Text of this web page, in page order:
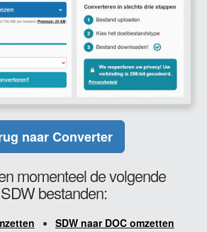
naar Converter
momenteel de volgende
bestanden:
SDW naar DOC omzetten